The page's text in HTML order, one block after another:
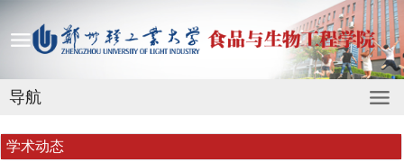
导航
学术动态